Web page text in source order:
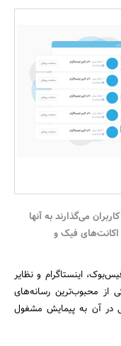
مسکن و ساختمان
می‌گذارند به آنها
اکانت‌های فیک و
اینستاگرام و نظایر
از محبوب‌ترین رسانه‌های
در آن به پیمایش مشغول